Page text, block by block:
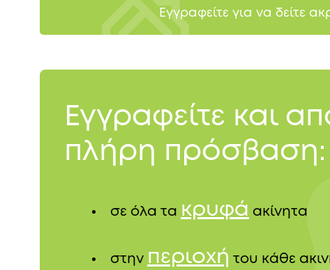
Εγγραφείτε για να δείτε
Εγγραφείτε και
πλήρη πρόσβαση:
σε όλα τα κρυφά ακίνητα
στην περιοχή του κάθε